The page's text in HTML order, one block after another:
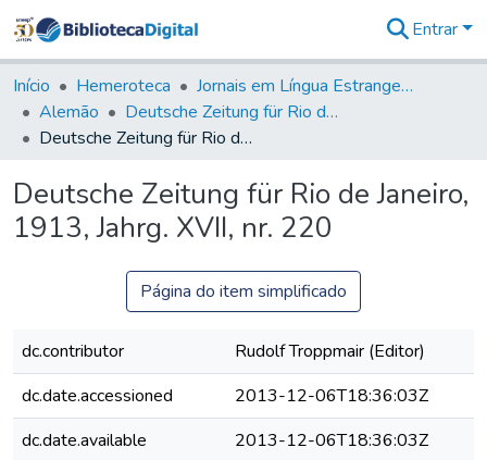
&
Coleções
Tudo na
Biblioteca
Estatísticas
Entrar
Início Hemeroteca
Jornais em Língua Estrangeira
Alemão
Deutsche Zeitung für Rio de Janeiro
Deutsche Zeitung für Rio de Janeiro, 1913, Jahrg. XVII, nr. 220
Deutsche Zeitung für Rio de Janeiro,
1913, Jahrg. XVII, nr. 220
Página do item simplificado
dc.contributor
Rudolf Troppmair (Editor)
dc.date.accessioned
2013-12-06T18:36:03Z
dc.date.available
2013-12-06T18:36:03Z